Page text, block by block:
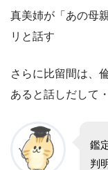
真美姉が「あの母
リと話す
さらに比留間は、
あると話しだして
鑑
判